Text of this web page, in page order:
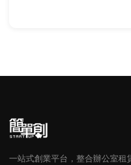
一站式創業平台，整合辦公室租